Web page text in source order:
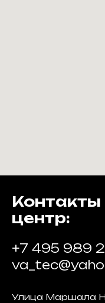
центр:
+7 495 989
Улица Маршала